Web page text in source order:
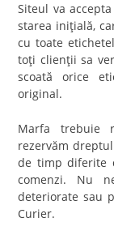
Siteul va
starea iniţială,
cu toate
toţi clienţii sa
scoată orice
original.
Marfa trebuie
rezervăm
de timp diferite
comenzi. Nu
deteriorate sau
Curier.